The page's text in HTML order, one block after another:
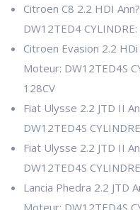
Citroen C8 2.2 HDI
DW12TED4
Citroen Evasion 2.2
Moteur: DW12TED4S
128CV
Fiat Ulysse 2.2 JTD II
DW12TED4S
Fiat Ulysse 2.2 JTD II
DW12TED4S
Lancia Phedra 2.2 JTD
Moteur: DW12TED4S